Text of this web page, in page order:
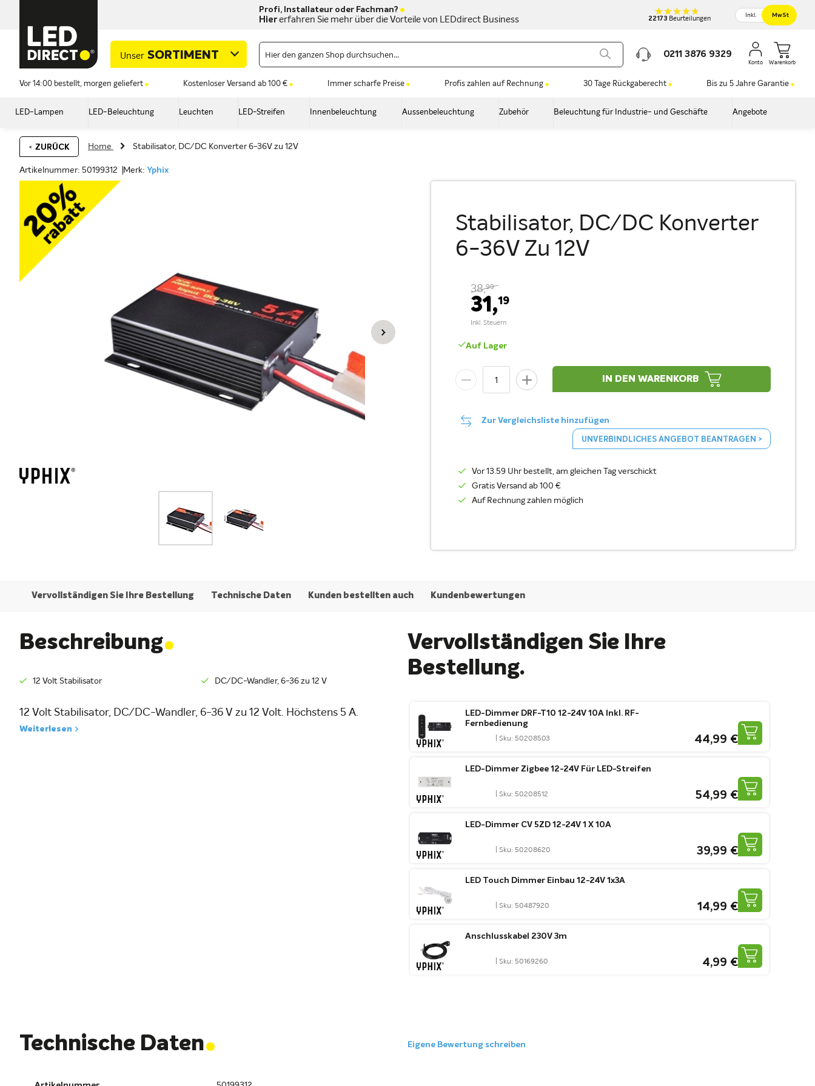
Profi, Installateur oder Fachman?
Hiererfahren Sie mehr über die Vorteile von LEDdirect Business 22173 Beurteilungen
Inkl. MwSt
Unser SORTIMENT 0211 3876 9329
Warenkorb
Vor 14:00 bestellt, morgen geliefert Kostenloser Versand ab 100 € Immer scharfe Preise Profis zahlen auf Rechnung 30 Tage Rückgaberecht Bis zu 5 Jahre Garantie
LED-Lampen LED-Beleuchtung Leuchten LED-Streifen Innenbeleuchtung Aussenbeleuchtung Zubehör Beleuchtung für Industrie- und Geschäfte Angebote
ZURÜCK Home Stabilisator, DC/DC Konverter 6-36V zu 12V
Artikelnummer: 50199312 Merk: Yphix
Stabilisator, DC/DC Konverter
6-36V Zu 12V
31,19
38,99
Auf Lager
IN DEN WARENKORB
Zur Vergleichsliste hinzufügen
UNVERBINDLICHES ANGEBOT BEANTRAGEN >
Vor 13.59 Uhr bestellt, am gleichen Tag verschickt
Gratis Versand ab 100 €
Auf Rechnung zahlen möglich
Vervollständigen Sie Ihre Bestellung Technische Daten Kunden bestellten auch Kundenbewertungen
Beschreibung.
12 Volt Stabilisator DC/DC-Wandler, 6-36 zu 12 V
12 Volt Stabilisator, DC/DC-Wandler, 6-36 V zu 12 Volt. Höchstens 5 A.
Weiterlesen
Vervollständigen Sie Ihre
Bestellung.
LED-Dimmer DRF-T10 12-24V 10A Inkl. RF-
Fernbedienung
| Sku: 50208503 44,99 €
LED-Dimmer Zigbee 12-24V Für LED-Streifen
| Sku: 50208512 54,99 €
LED-Dimmer CV 5ZD 12-24V 1 X 10A
| Sku: 50208620 39,99 €
LED Touch Dimmer Einbau 12-24V 1x3A
| Sku: 50487920 14,99 €
Anschlusskabel 230V 3m
| Sku: 50169260 4,99 €
Technische Daten. Eigene Bewertung schreiben